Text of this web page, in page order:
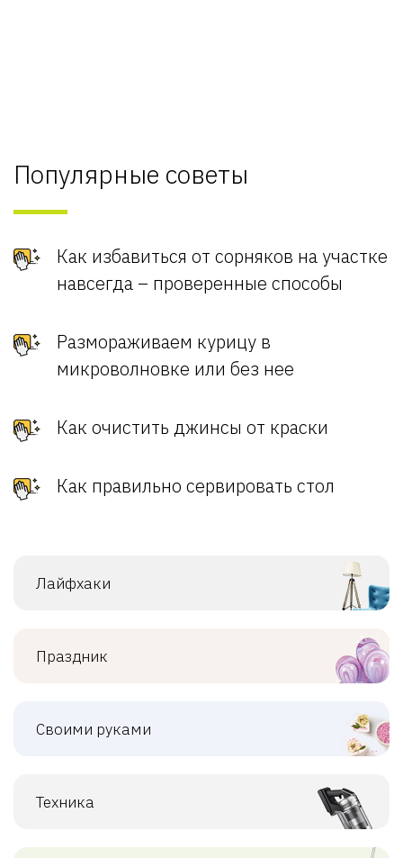
Популярные советы
Как избавиться от сорняков на участке
навсегда – проверенные способы
Размораживаем курицу в
микроволновке или без нее
Как очистить джинсы от краски
Как правильно сервировать стол
Лайфхаки
Праздник
Своими руками
Техника